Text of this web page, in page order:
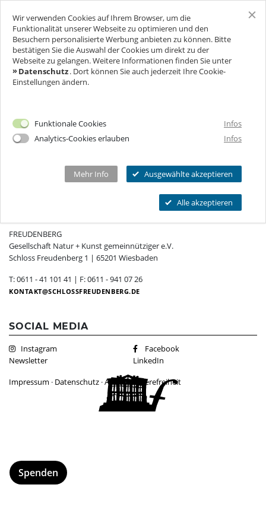
SCHLOSS FREUDENBERG
BESUCH
Ich will Euch besuchen!
Ermäßigungen
Tickets
Programmkalender
Geförderter Besuch
Seniorengruppen
Schlosscafé
FÜR UNTERNEHMEN
Schlosscafé
Dein Fest
Kindergeburtstag
FAQs Kindergeburtstage
Nachtmahl
Weinprobe in der Dunkelbar
THEATER & KULTUR
Wanderbühne Freudenberg
Anstehende Kulturveranstaltungen
MEHR INFOS...
Öffnungszeiten
Eintrittspreise
Ermäßigungen
Kontakt
Newsletter
Was ist das Erfahrungsfeld?
Mobiles Erfahrungsfeld
FREUDENBERG
Gesellschaft Natur + Kunst gemeinnütziger e.V.
Schloss Freudenberg 1 | 65201 Wiesbaden
T: 0611 - 41 101 41 | F: 0611 - 941 07 26
KONTAKT SCHLOSSFREUDENBERG.DE
SOCIAL MEDIA
Instagram
Facebook
Newsletter
LinkedIn
Impressum · Datenschutz ·AGBs ·Barrierefreiheit
Spenden
Wir verwenden Cookies auf Ihrem Browser, um die
Funktionalität unserer Webseite zu optimieren und den
Besuchern personalisierte Werbung anbieten zu können. Bitte
bestätigen Sie die Auswahl der Cookies um direkt zu der
Webseite zu gelangen. Weitere Informationen finden Sie unter
Datenschutz. Dort können Sie auch jederzeit Ihre Cookie-
Einstellungen ändern.
Funktionale Cookies
Infos
Analytics-Cookies erlauben
Infos
Mehr Info Ausgewählte akzeptieren
Alle akzeptieren